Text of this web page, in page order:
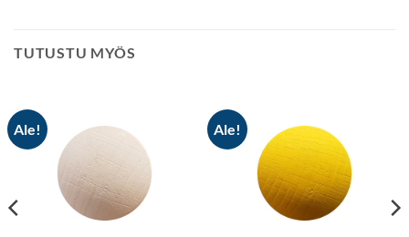
TUTUSTU MYÖS
Ale! Ale!